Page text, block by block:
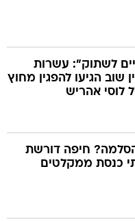
לשתוק": עשרות
שוב הגיעו להפגין מחוץ
לוסי אהריש
חיפה דורשת
כנסת ממקלטים